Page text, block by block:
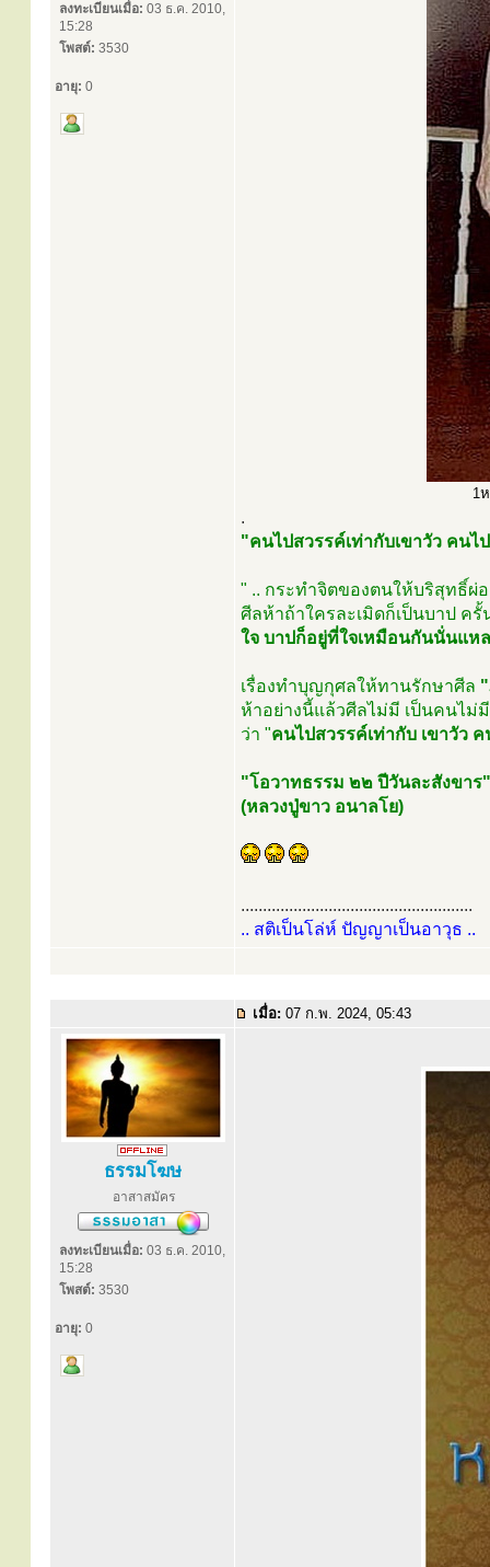
ลงทะเบียนเมื่อ: 03 ธ.ค. 2010,
15:28
โพสต์: 3530
อายุ: 0
1
.
"คนไปสวรรค์เท่ากับเขาวัว คนไ
" .. กระทำจิตของตนให้บริสุทธิ์ผ่
ศีลห้าถ้าใครละเมิดก็เป็นบาป ค
ใจ บาปก็อยู่ที่ใจเหมือนกันนั่นแห
เรื่องทำบุญกุศลให้ทานรักษาศีล
ห้าอย่างนี้แล้วศีลไม่มี เป็นคนไม่
ว่า "คนไปสวรรค์เท่ากับ เขาวัว
"โอวาทธรรม ๒๒ ปีวันละสังขาร"
(หลวงปู่ขาว อนาลโย)
.....................................................
.. สติเป็นโล่ห์ ปัญญาเป็นอาวุธ ..
เมื่อ: 07 ก.พ. 2024, 05:43
ธรรมโฆษ
อาสาสมัคร
ลงทะเบียนเมื่อ: 03 ธ.ค. 2010,
15:28
โพสต์: 3530
อายุ: 0